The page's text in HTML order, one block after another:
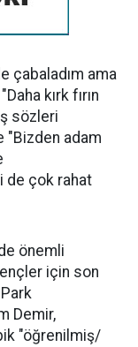
çabaladım ama
kırk fırın
sözleri
"Bizden adam
de çok rahat
önemli
için son
Demir,
"öğrenilmiş/